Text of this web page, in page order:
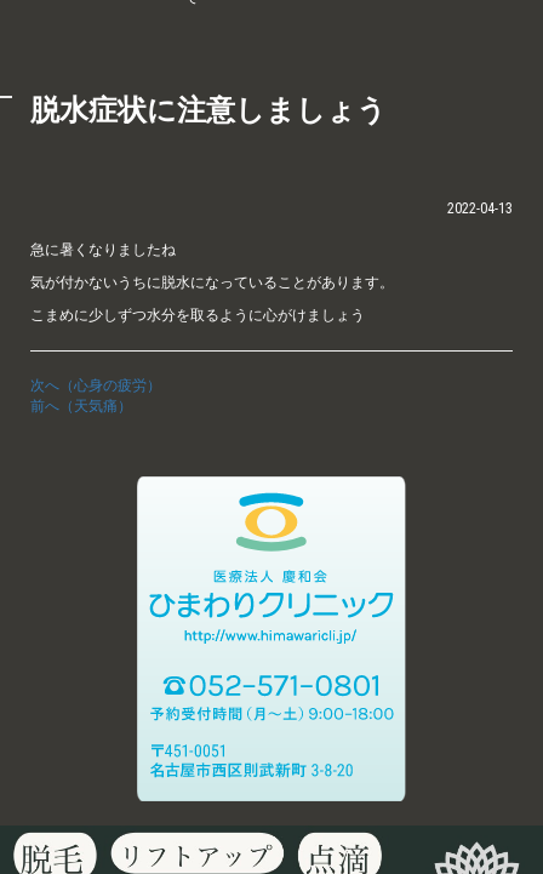
脱水症状に注意しましょう
2022-04-13
急に暑くなりましたね
気が付かないうちに脱水になっていることがあります。
こまめに少しずつ水分を取るように心がけましょう
次へ（心身の疲労）
前へ（天気痛）